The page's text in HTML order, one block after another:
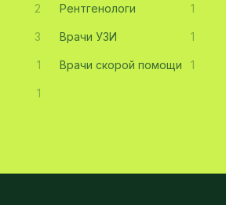
2 Рентгенологи 1
3 Врачи УЗИ 1
1 Врачи скорой помощи 1
1